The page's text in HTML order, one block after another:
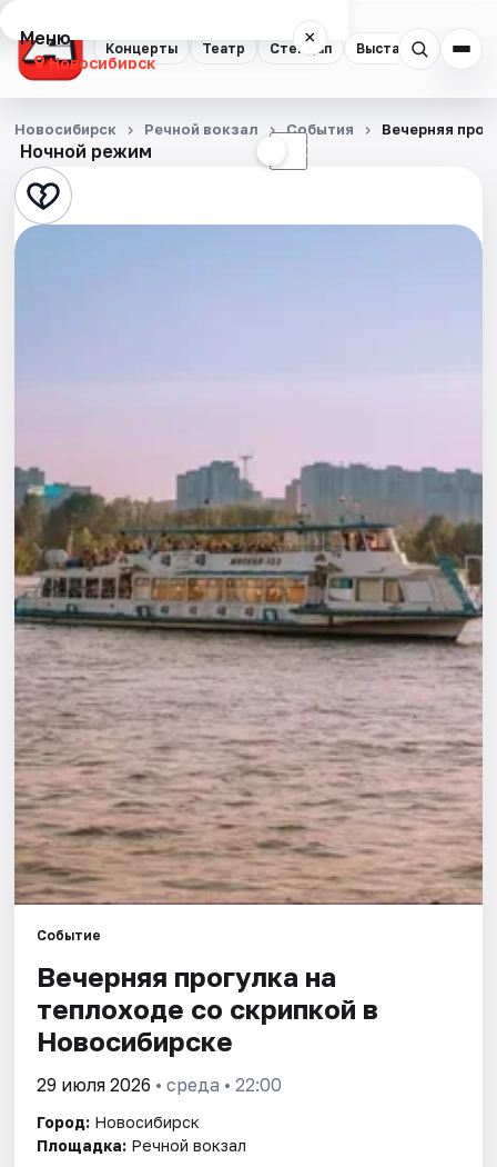
Концерты Театр Стендап Выставки
Меню ×
Новосибирск
Концерты
Театр
Стендап
События
Города
Площадки
Артисты
Рейтинги
Ночной режим ☾
Новосибирск Речной вокзал События Вечерняя
Событие
Вечерняя прогулка на
теплоходе со скрипкой в
Новосибирске
29 июля 2026 • среда • 22:00
Город: Новосибирск
Площадка: Речной вокзал